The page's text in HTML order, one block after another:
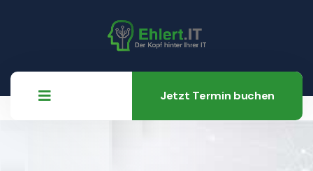
Jetzt Termin buchen